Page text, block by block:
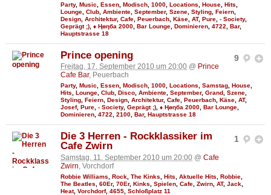
Party, Music Essen Modisch 1000 Locations House Hits
Lounge Club Ambiente September, Szene Styling Feiern
Design Architektur, Cafe Peuerbach Käse AT, Pure - Society,
Geprägt ;) ♦ Ңөηба 2000 Bar Lounge Dominieren 4722 Bar,
Hauptstrasse 18
9
Prince opening
Freitag, 17. September 2010 um 20:00 @ Prince
Cafe Bar, Peuerbach
Party, Music, Essen, Modisch, 1000, Locations, Samstag, House,
Hits, Lounge, Club, Disco, Ambiente, September, Grand, Szene,
Styling, Feiern, Design, Architektur, Cafe, Peuerbach, Käse, AT,
Josef, Pure, - Society, Geprägt ;), ♦ Ңөηба 2000, Bar Lounge,
Dominieren, 4722, 2100, Bar, Hauptstrasse 18
1
Die 3 Herren - Rockklassiker im
Cafe Zwirn
Samstag, 11. September 2010 um 20:00 @ Cafe
Zwirn , Vorchdorf
Robbie Williams Rock The Kinks Hits Aktuelle Hits Robbie
The Beatles
60Er, 70Er, Kinks Spielen Cafe Zwirn AT, Jack
Heat, Vorchdorf, 4655 Schloßplatz 11